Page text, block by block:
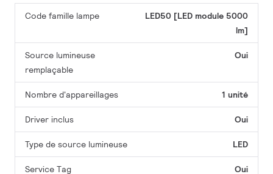
Code famille lampe
LED50 [LED module 5000
lm]
Source lumineuse
remplaçable
Oui
Nombre d'appareillages 1 unité
Driver inclus Oui
Type de source lumineuse LED
Service Tag Oui